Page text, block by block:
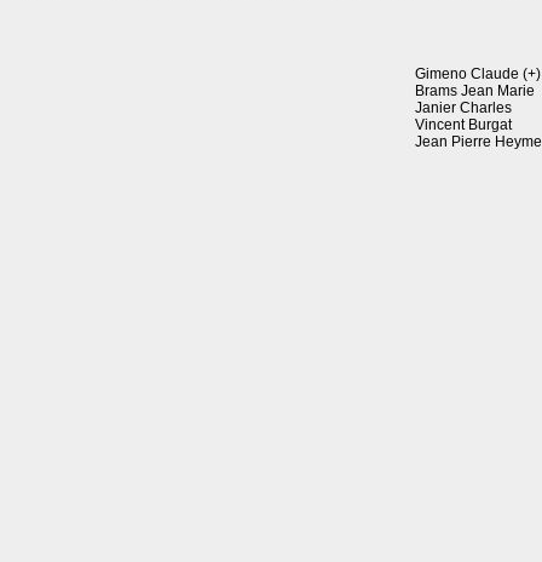
Gimeno Claude (+)
Brams Jean Marie
Janier Charles
Vincent Burgat
Jean Pierre